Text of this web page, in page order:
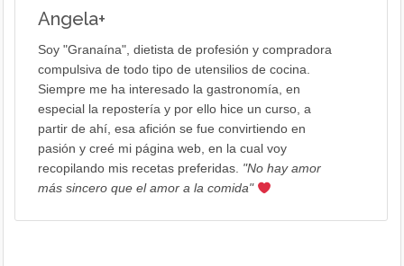
Angela+
Soy "Granaína", dietista de profesión y compradora
compulsiva de todo tipo de utensilios de cocina.
Siempre me ha interesado la gastronomía, en
especial la repostería y por ello hice un curso, a
partir de ahí, esa afición se fue convirtiendo en
pasión y creé mi página web, en la cual voy
recopilando mis recetas preferidas. "No hay amor
más sincero que el amor a la comida"